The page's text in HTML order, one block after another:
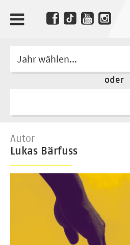
Jahr wählen...
oder
Autor
Lukas Bärfuss